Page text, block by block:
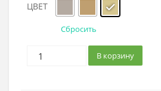
ЦВЕТ
Сбросить
В корзину